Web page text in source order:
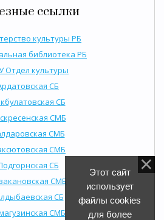
ссылки
культуры РБ
библиотека РБ
Отдел культуры
СБ
СБ
СМБ
СМБ
СМБ
СБ
СМБ
СБ
СМБ
Этот сайт
использует
файлы cookies
для более